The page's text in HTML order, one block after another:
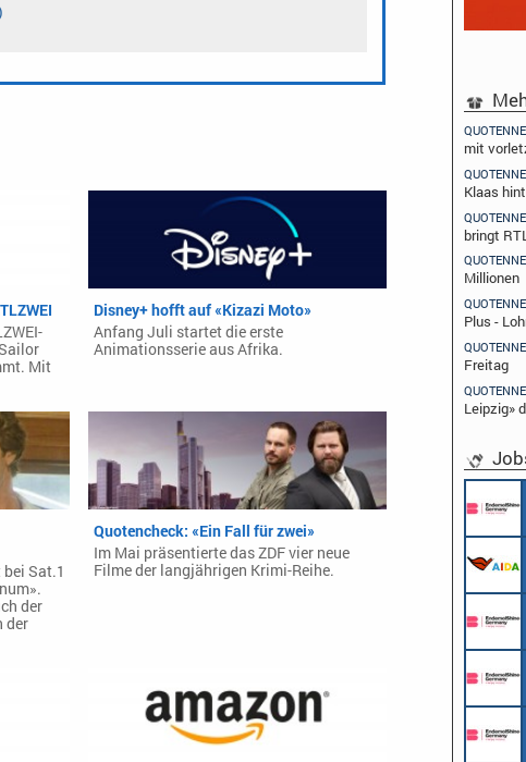
Mit
Disney+ hofft auf «Kizazi Moto»
Anfang Juli startet die erste
Animationsserie aus Afrika.
Sat.1
der
der
Quotencheck: «Ein Fall für zwei»
Im Mai präsentierte das ZDF vier neue
Filme der langjährigen Krimi-Reihe.
mit
Klaas
bringt
Millionen
Plus -
Freitag
Leipzig»
Pflichtpraktikant (w/m/d) Redaktion
Endemol Shine Group Germany GmbH
Köln
Werkstudent AIDAradio - Marketing (m/w/d)
AIDA Entertainment
Hamburg
Schwerpunkt Ton
AIDA Entertainment
an Bord unserer Schiffe
TV & Film Redakteur (m/w/d)
AIDA Entertainment